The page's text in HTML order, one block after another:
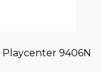
Playcenter 9406N